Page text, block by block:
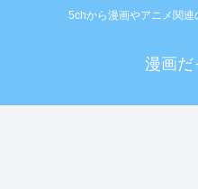
5chから漫画やアニメ関連
漫画だ